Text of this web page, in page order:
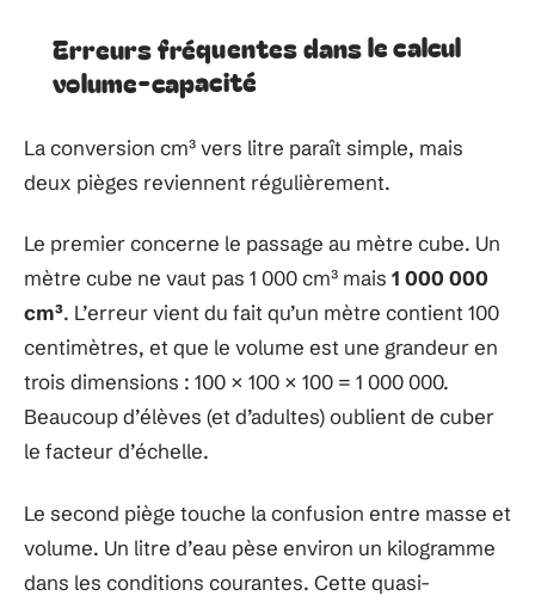
Erreurs fréquentes dans le calcul
volume-capacité
La conversion cm³ vers litre paraît simple, mais
deux pièges reviennent régulièrement.
Le premier concerne le passage au mètre cube. Un
mètre cube ne vaut pas 1 000 cm³ mais 1 000 000
cm³. L’erreur vient du fait qu’un mètre contient 100
centimètres, et que le volume est une grandeur en
trois dimensions : 100 × 100 × 100 = 1 000 000.
Beaucoup d’élèves (et d’adultes) oublient de cuber
le facteur d’échelle.
Le second piège touche la confusion entre masse et
volume. Un litre d’eau pèse environ un kilogramme
dans les conditions courantes. Cette quasi-